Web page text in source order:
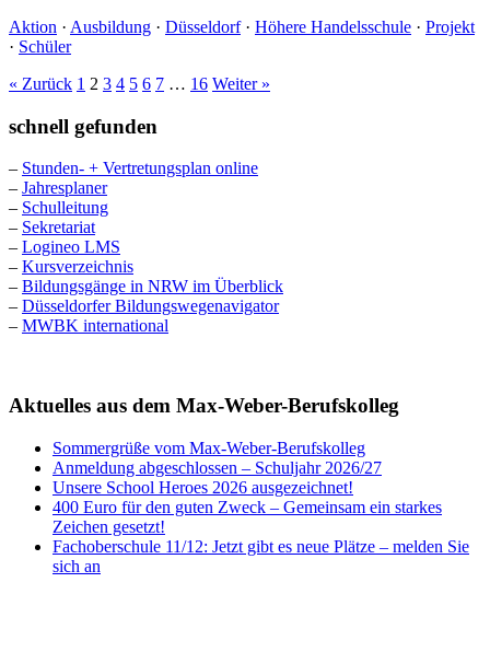
Aktion · Ausbildung · Düsseldorf· Höhere Handelsschule · Projekt
· Schüler
« Zurück 1 2 3 4 5 6 7 … 16 Weiter »
schnell gefunden
– Stunden- + Vertretungsplan online
– Jahresplaner
– Schulleitung
– Sekretariat
– Logineo LMS
– Kursverzeichnis
– Bildungsgänge in NRW im Überblick
– Düsseldorfer Bildungswegenavigator
– MWBK international
Aktuelles aus dem Max-Weber-Berufskolleg
Sommergrüße vom Max-Weber-Berufskolleg
Anmeldung abgeschlossen – Schuljahr 2026/27
Unsere School Heroes 2026 ausgezeichnet!
400 Euro für den guten Zweck – Gemeinsam ein starkes
Zeichen gesetzt!
Fachoberschule 11/12: Jetzt gibt es neue Plätze – melden Sie
sich an